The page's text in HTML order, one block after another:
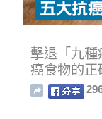
擊退「九種
癌食物的正